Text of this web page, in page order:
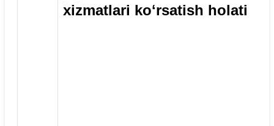
xizmatlari koʻrsatish holati